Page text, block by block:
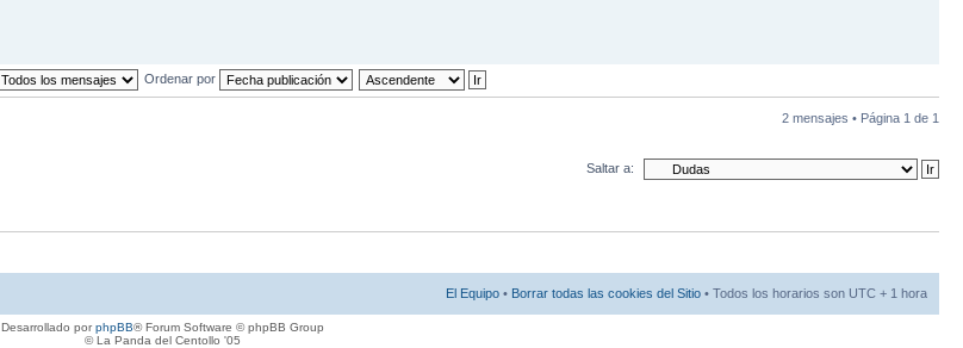
Ordenar por
2 mensajes • Página 1 de 1
Saltar a:
El Equipo • Borrar todas las cookies del Sitio • Todos los horarios son UTC + 1 hora
Desarrollado porphpBB® Forum Software © phpBB Group
© La Panda del Centollo '05